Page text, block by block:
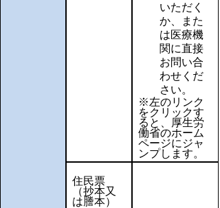
いただく
か、また
は医療機
関に直接
お問い合
わせくだ
さい。
※左のリンク
をクリックす
ると、厚生労
働省のホーム
ページにジャ
ンプします。
住民票
（抄本又
は謄本）